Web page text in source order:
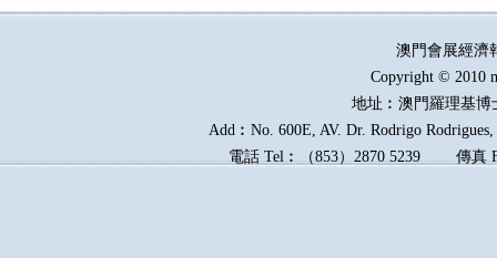
澳門會展經
Copyright © 2010
地址︰澳門羅理基博
Add︰No. 600E, AV. Dr. Rodrigo
電話 Tel︰（853）2870 5239傳真